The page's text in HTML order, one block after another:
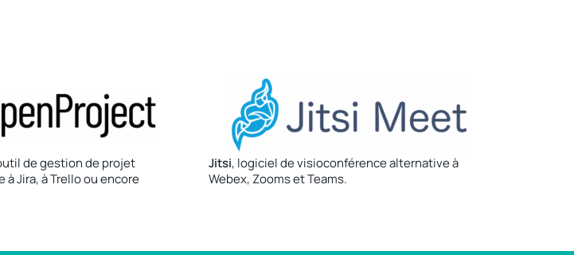
de gestion de projet
Jira, à Trello ou encore
Jitsi, logiciel de visioconférence alternative à
Webex, Zooms et Teams.